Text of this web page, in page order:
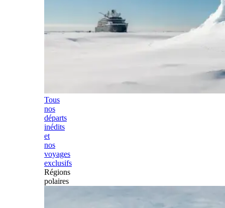
Tous
nos
départs
inédits
et
nos
voyages
exclusifs
Régions
polaires